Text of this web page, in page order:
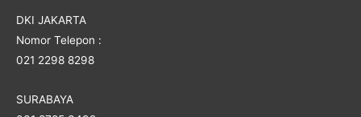
DKI JAKARTA
Nomor Telepon :
021 2298 8298
SURABAYA